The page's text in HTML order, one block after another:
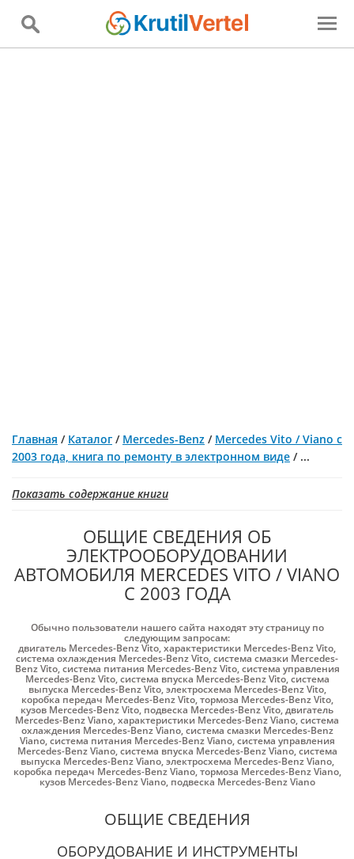
Главная / Каталог / Mercedes-Benz / Mercedes Vito / Viano с
2003 года, книга по ремонту в электронном виде / ...
Показать содержание книги
ОБЩИЕ СВЕДЕНИЯ ОБ
ЭЛЕКТРООБОРУДОВАНИИ
АВТОМОБИЛЯ MERCEDES VITO / VIANO
С 2003 ГОДА
Обычно пользователи нашего сайта находят эту страницу по
следующим запросам:
двигатель Mercedes-Benz Vito,характеристики Mercedes-Benz Vito,
система охлаждения Mercedes-Benz Vito,система смазки Mercedes-
Benz Vito,система питания Mercedes-Benz Vito,система управления
Mercedes-Benz Vito,система впуска Mercedes-Benz Vito,система
выпуска Mercedes-Benz Vito,электросхема Mercedes-Benz Vito,
коробка передач Mercedes-Benz Vito,тормоза Mercedes-Benz Vito,
кузов Mercedes-Benz Vito, подвеска Mercedes-Benz Vito,двигатель
Mercedes-Benz Viano,характеристики Mercedes-Benz Viano,система
охлаждения Mercedes-Benz Viano,система смазки Mercedes-Benz
Viano,система питания Mercedes-Benz Viano,система управления
Mercedes-Benz Viano,система впуска Mercedes-Benz Viano,система
выпуска Mercedes-Benz Viano,электросхема Mercedes-Benz Viano,
коробка передач Mercedes-Benz Viano,тормоза Mercedes-Benz Viano,
кузов Mercedes-Benz Viano, подвеска Mercedes-Benz Viano
ОБЩИЕ СВЕДЕНИЯ
ОБОРУДОВАНИЕ И ИНСТРУМЕНТЫ